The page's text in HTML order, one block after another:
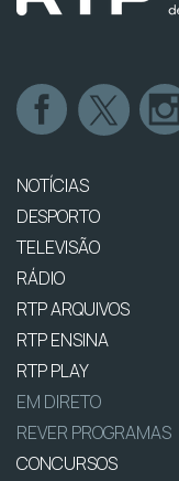
NOTÍCIAS
DESPORTO
TELEVISÃO
RÁDIO
RTP ARQUIVOS
RTP ENSINA
RTP PLAY
EM DIRETO
REVER PROGRAMAS
CONCURSOS